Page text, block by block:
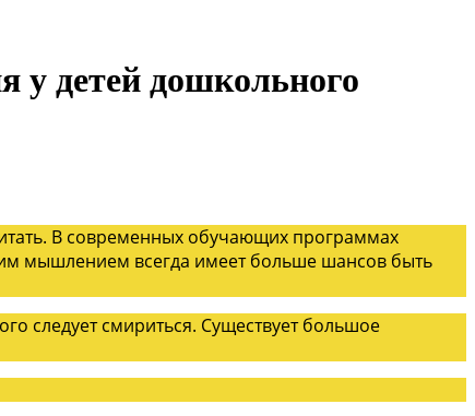
у детей дошкольного
В современных обучающих программах
мышлением всегда имеет больше шансов быть
следует смириться. Существует большое